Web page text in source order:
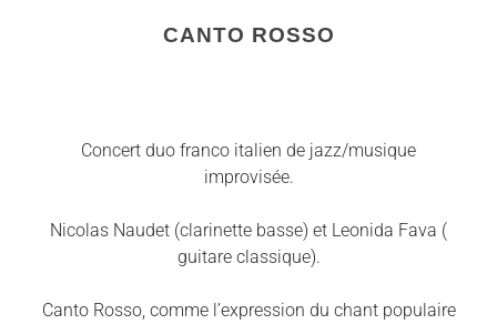
CANTO ROSSO
Concert duo franco italien de jazz/musique
improvisée.
Nicolas Naudet (clarinette basse) et Leonida Fava (
guitare classique).
Canto Rosso, comme l’expression du chant populaire